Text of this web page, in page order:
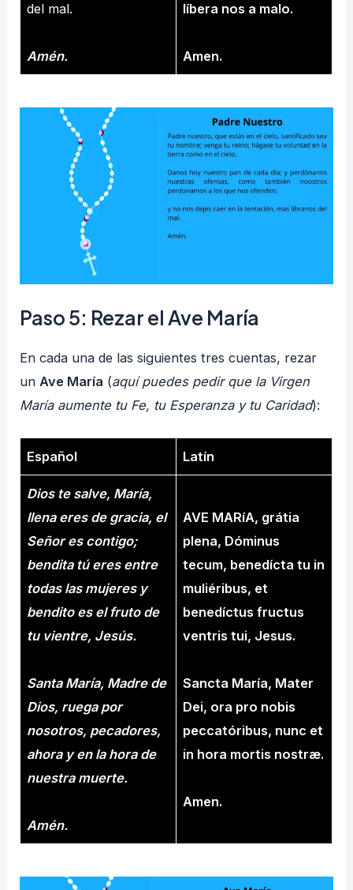
del mal.
Amén.
líbera nos a malo.
Amen.
Paso 5: Rezar el Ave María
En cada una de las siguientes tres cuentas, rezar
unAve María (aquí puedes pedir que la Virgen
María aumente tu Fe, tu Esperanza y tu Caridad):
Español Latín
Dios te salve, María,
llena eres de gracia, el
Señor es contigo;
bendita tú eres entre
todas las mujeres y
bendito es el fruto de
tu vientre, Jesús.
Santa María, Madre de
Dios, ruega por
nosotros, pecadores,
ahora y en la hora de
nuestra muerte.
Amén.
AVE MARíA, grátia
plena, Dóminus
tecum, benedícta tu in
muliéribus, et
benedíctus fructus
ventris tui, Jesus.
Sancta María, Mater
Dei, ora pro nobis
peccatóribus, nunc et
in hora mortis nostræ.
Amen.